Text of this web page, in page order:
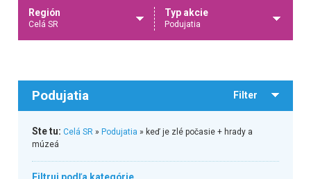
Región
Celá SR
Typ akcie
Podujatia
Podujatia Filter
Ste tu: Celá SR» Podujatia » keď je zlé počasie + hrady a
múzeá